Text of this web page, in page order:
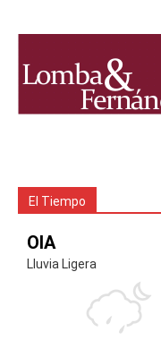
El Tiempo
OIA
Lluvia Ligera